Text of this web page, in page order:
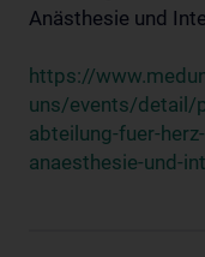
Anästhesie und
https://
uns/events/detail/
abteilung-fuer-
anaesthesie-und-